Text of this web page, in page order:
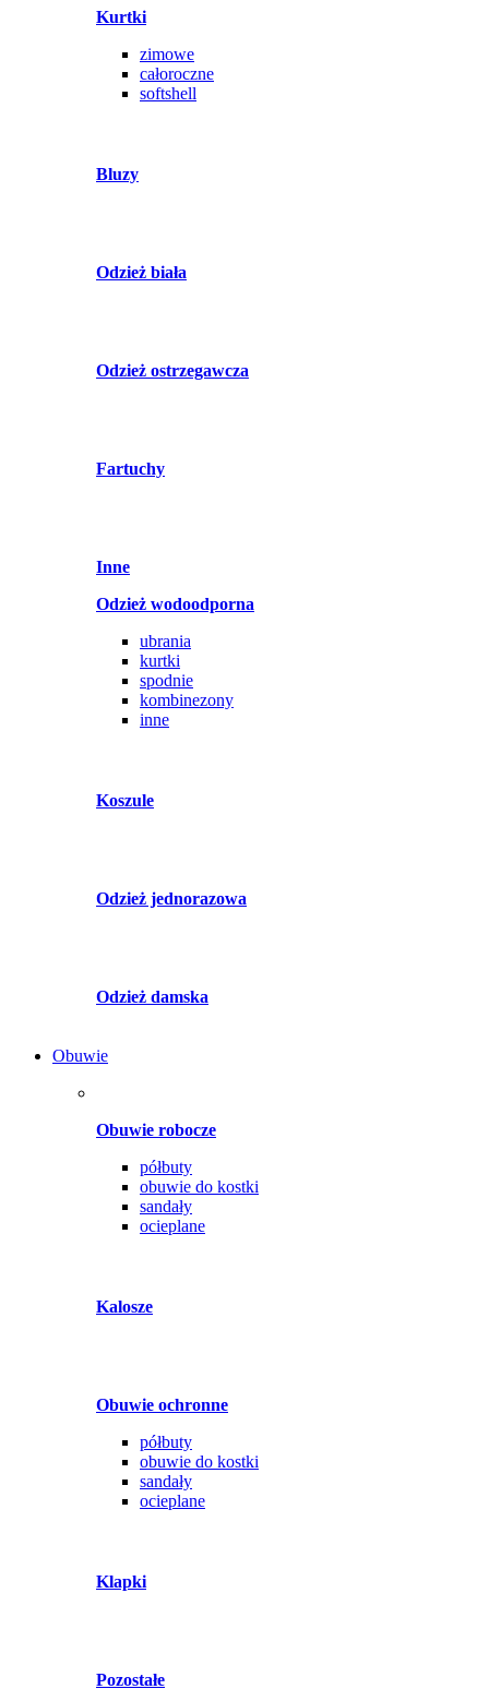
Kurtki
zimowe
całoroczne
softshell
Bluzy
Odzież biała
Odzież ostrzegawcza
Fartuchy
Inne
Odzież wodoodporna
ubrania
kurtki
spodnie
kombinezony
inne
Koszule
Odzież jednorazowa
Odzież damska
Obuwie
Obuwie robocze
półbuty
obuwie do kostki
sandały
ocieplane
Kalosze
Obuwie ochronne
półbuty
obuwie do kostki
sandały
ocieplane
Klapki
Pozostałe